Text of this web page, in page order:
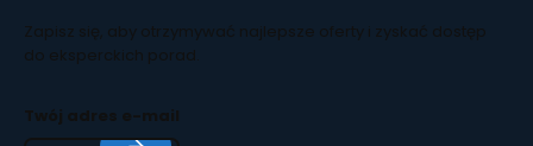
Zapisz się, aby otrzymywać najlepsze oferty i zyskać dostęp
do eksperckich porad.
Twój adres e-mail